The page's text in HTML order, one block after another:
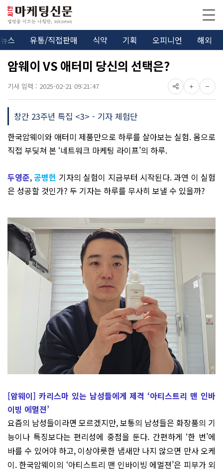
뉴스 유통/직접판매 식약 기획 오피니언 해외
암웨이 VS 애터미 당신의 선택은?
기사 입력 : 2025-02-21 09:21:47
창간 23주년 특집 <3> - 기자 체험단
한국암웨이와 애터미 제품만으로 하루를 살아보는 실험. 몸으로
직접 부딪쳐 본 ‘네트워크 마케팅 라이프’의 하루.
두영준, 공병헌 기자의 실험이 지금부터 시작된다. 과연 이 실험
은 성공할 것인가? 두 기자는 하루를 무사히 보낼 수 있을까?
[암웨이] 카리스마 있는 남성들에게 제격 ‘아티스트리 맨 인바
이빙 에멀젼’
요즘의 남성들이라면 모르겠지만, 보통의 남성들은 화장품의 기
능이나 특징보다는 편리성에 중점을 둔다. 간편하게 ‘한 번’에
바를 수 있어야 하고, 이상야릇한 냄새만 나지 않으면 만사 오케
이. 한국암웨이의 ‘아티스트리 맨 인바이빙 에멀젼’은 피부가 외